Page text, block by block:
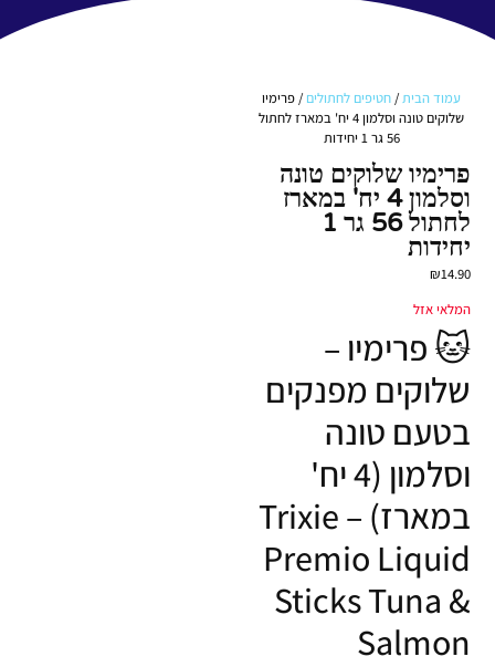
עמוד הבית/חטיפים לחתולים / פרימיו
שלוקים טונה וסלמון 4 יח' במארז לחתול
56 גר 1 יחידות
פרימיו שלוקים טונה
וסלמון 4 יח' במארז
לחתול 56 גר 1
יחידות
₪14.90
המלאי אזל
🐱 פרימיו –
שלוקים מפנקים
בטעם טונה
וסלמון (4 יח'
במארז) – Trixie
Premio Liquid
Sticks Tuna &
Salmon